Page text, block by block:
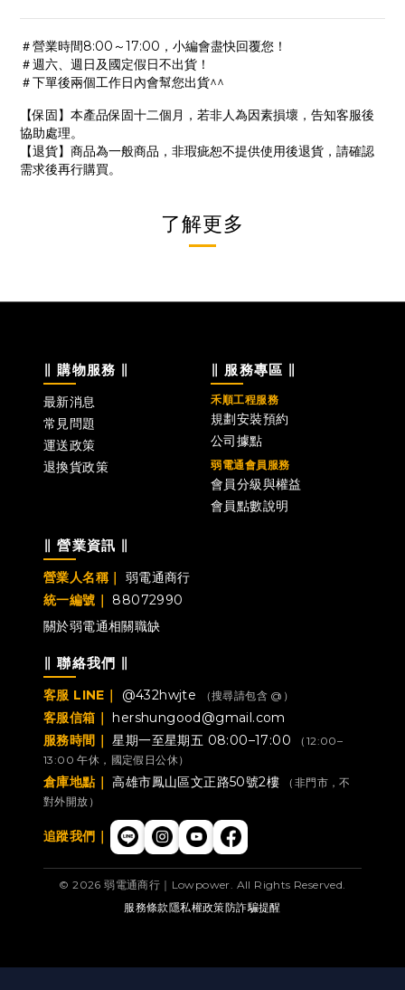
＃營業時間8:00～17:00，小編會盡快回覆您！
＃週六、週日及國定假日不出貨！
＃下單後兩個工作日內會幫您出貨^^
【保固】本產品保固十二個月，若非人為因素損壞，告知客服後
協助處理。
【退貨】商品為一般商品，非瑕疵恕不提供使用後退貨，請確認
需求後再行購買。
了解更多
∥ 購物服務 ∥
最新消息
常見問題
運送政策
退換貨政策
∥ 服務專區 ∥
禾順工程服務
規劃安裝預約
公司據點
弱電通會員服務
會員分級與權益
會員點數說明
∥ 營業資訊 ∥
營業人名稱｜
弱電通商行
統一編號｜
88072990
關於弱電通相關職缺
∥ 聯絡我們 ∥
客服 LINE｜ @432hwjte （搜尋請包含 @）
客服信箱｜ hershungood@gmail.com
服務時間｜ 星期一至星期五 08:00–17:00
（12:00–
13:00 午休，國定假日公休）
倉庫地點｜ 高雄市鳳山區文正路50號2樓
（非門市，不
對外開放）
追蹤我們｜
© 2026 弱電通商行｜Lowpower. All Rights Reserved.
服務條款隱私權政策防詐騙提醒